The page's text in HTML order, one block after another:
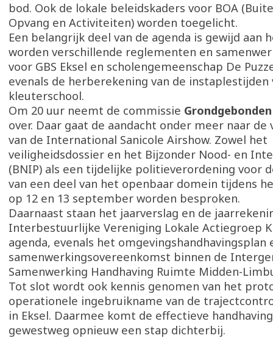
bod. Ook de lokale beleidskaders voor BOA
Opvang en Activiteiten) worden toegelicht.
Een belangrijk deel van de agenda is gewijd aan
worden verschillende reglementen en
voor GBS Eksel en scholengemeenschap De
evenals de herberekening van de instaplestijden
kleuterschool.
Om 20 uur neemt de commissie
over. Daar gaat de aandacht onder meer naar
van de International Sanicole Airshow. Zowel het
veiligheidsdossier en het Bijzonder Nood- en
(BNIP) als een tijdelijke politieverordening voor
van een deel van het openbaar domein tijdens
op 12 en 13 september worden besproken.
Daarnaast staan het jaarverslag en de
Interbestuurlijke Vereniging Lokale Actiegroep
agenda, evenals het omgevingshandhavingsplan
samenwerkingsovereenkomst binnen de
Samenwerking Handhaving Ruimte Midden-
Tot slot wordt ook kennis genomen van het
operationele ingebruikname van de
in Eksel. Daarmee komt de effectieve
gewestweg opnieuw een stap dichterbij.